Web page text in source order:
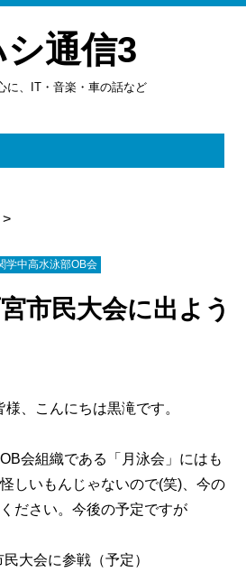
通信3
に、IT・音楽・車の話など
学中高水泳部OB会
市民大会に出よう
、こんにちは黒滝です。
会組織である「月泳会」にはも
しいもんじゃないので(笑)、今の
ださい。今後の予定ですが
大会に参戦（予定）